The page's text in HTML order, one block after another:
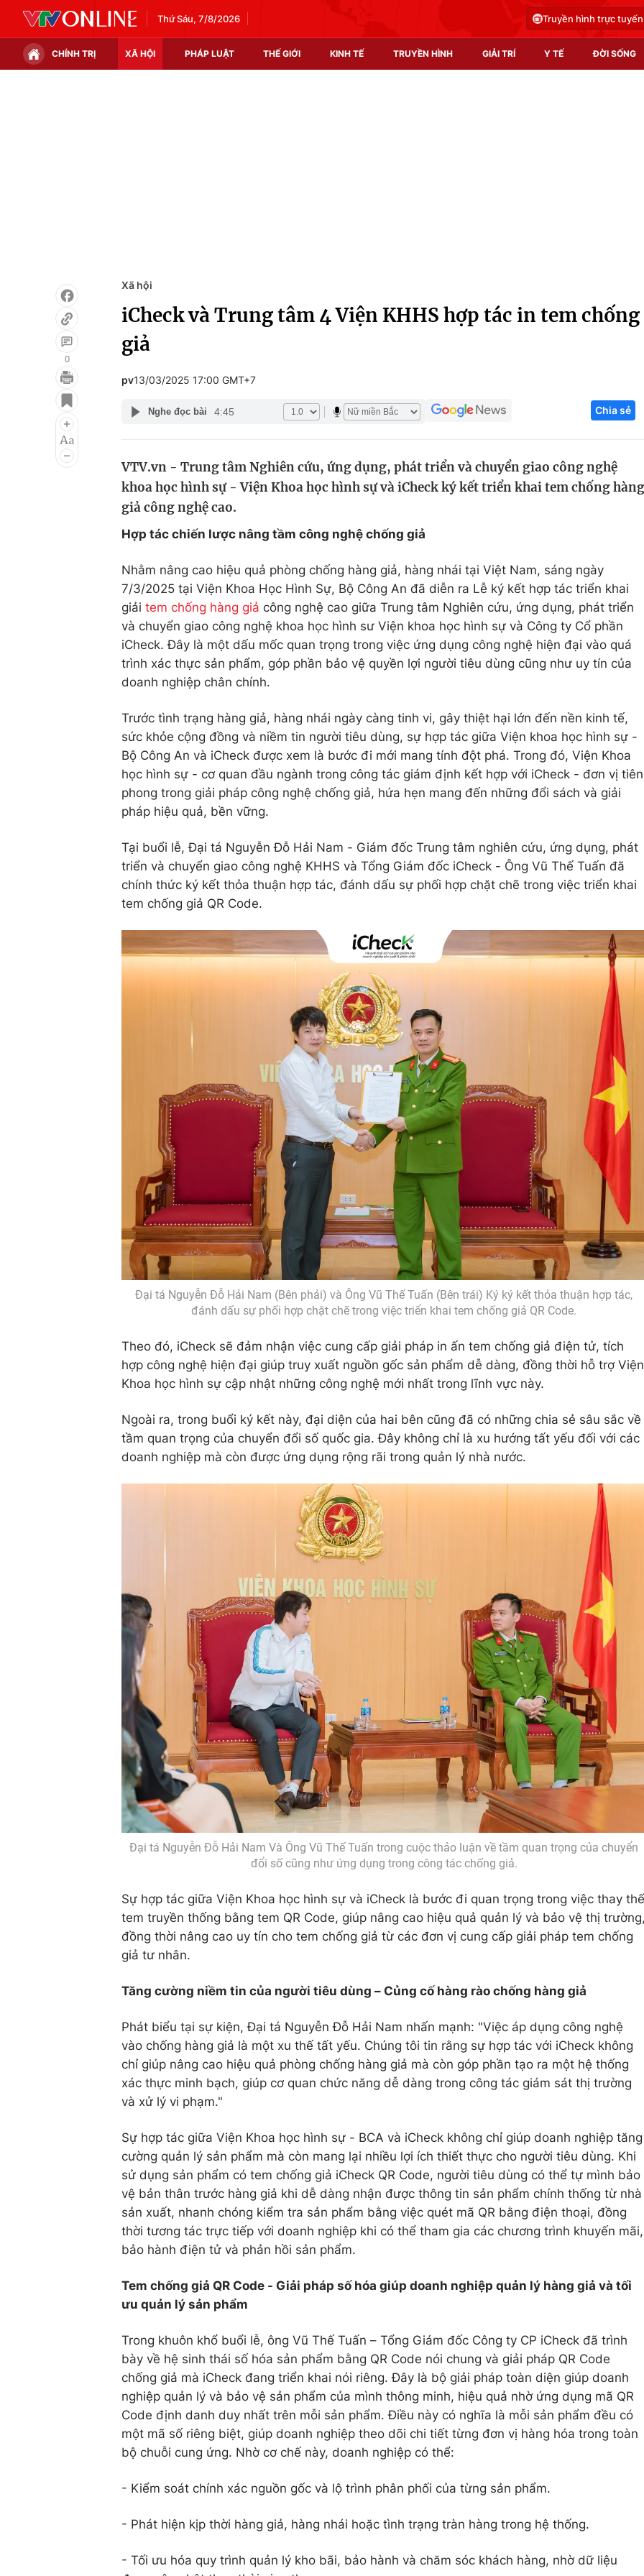
Thứ Sáu, 7/8/2026 Truyền hình trực tuyến
CHÍNH TRỊ XÃ HỘI PHÁP LUẬT THẾ GIỚI KINH TẾ TRUYỀN HÌNH GIẢI TRÍ Y TẾ ĐỜI SỐNG
Infographic
Điện ảnh
Âm nhạc
Du lịch
Chất lượng cuộc sống
Tuyển sinh
Hitech Công
Thị trường
0
Xã hội
iCheck và Trung tâm 4 Viện KHHS hợp tác in tem chống
giả
pv13/03/2025 17:00 GMT+7
Nghe đọc bài 4:45 Chia sẻ
VTV.vn - Trung tâm Nghiên cứu, ứng dụng, phát triển và chuyển giao công nghệ
khoa học hình sự - Viện Khoa học hình sự và iCheck ký kết triển khai tem chống hàng
giả công nghệ cao.
Hợp tác chiến lược nâng tầm công nghệ chống giả
Nhằm nâng cao hiệu quả phòng chống hàng giả, hàng nhái tại Việt Nam, sáng ngày
7/3/2025 tại Viện Khoa Học Hình Sự, Bộ Công An đã diễn ra Lễ ký kết hợp tác triển khai
giải tem chống hàng giả công nghệ cao giữa Trung tâm Nghiên cứu, ứng dụng, phát triển
và chuyển giao công nghệ khoa học hình sư Viện khoa học hình sự và Công ty Cổ phần
iCheck. Đây là một dấu mốc quan trọng trong việc ứng dụng công nghệ hiện đại vào quá
trình xác thực sản phẩm, góp phần bảo vệ quyền lợi người tiêu dùng cũng như uy tín của
doanh nghiệp chân chính.
Trước tình trạng hàng giả, hàng nhái ngày càng tinh vi, gây thiệt hại lớn đến nền kinh tế,
sức khỏe cộng đồng và niềm tin người tiêu dùng, sự hợp tác giữa Viện khoa học hình sự -
Bộ Công An và iCheck được xem là bước đi mới mang tính đột phá. Trong đó, Viện Khoa
học hình sự - cơ quan đầu ngành trong công tác giám định kết hợp với iCheck - đơn vị tiên
phong trong giải pháp công nghệ chống giả, hứa hẹn mang đến những đổi sách và giải
pháp hiệu quả, bền vững.
Tại buổi lễ, Đại tá Nguyễn Đỗ Hải Nam - Giám đốc Trung tâm nghiên cứu, ứng dụng, phát
triển và chuyển giao công nghệ KHHS và Tổng Giám đốc iCheck - Ông Vũ Thế Tuấn đã
chính thức ký kết thỏa thuận hợp tác, đánh dấu sự phối hợp chặt chẽ trong việc triển khai
tem chống giả QR Code.
Đại tá Nguyễn Đỗ Hải Nam (Bên phải) và Ông Vũ Thế Tuấn (Bên trái) Ký ký kết thỏa thuận hợp tác,
đánh dấu sự phối hợp chặt chẽ trong việc triển khai tem chống giả QR Code.
Theo đó, iCheck sẽ đảm nhận việc cung cấp giải pháp in ấn tem chống giả điện tử, tích
hợp công nghệ hiện đại giúp truy xuất nguồn gốc sản phẩm dễ dàng, đồng thời hỗ trợ Viện
Khoa học hình sự cập nhật những công nghệ mới nhất trong lĩnh vực này.
Ngoài ra, trong buổi ký kết này, đại diện của hai bên cũng đã có những chia sẻ sâu sắc về
tầm quan trọng của chuyển đổi số quốc gia. Đây không chỉ là xu hướng tất yếu đối với các
doanh nghiệp mà còn được ứng dụng rộng rãi trong quản lý nhà nước.
Đại tá Nguyễn Đỗ Hải Nam Và Ông Vũ Thế Tuấn trong cuộc thảo luận về tầm quan trọng của chuyển
đổi số cũng như ứng dụng trong công tác chống giả.
Sự hợp tác giữa Viện Khoa học hình sự và iCheck là bước đi quan trọng trong việc thay thế
tem truyền thống bằng tem QR Code, giúp nâng cao hiệu quả quản lý và bảo vệ thị
đồng thời nâng cao uy tín cho tem chống giả từ các đơn vị cung cấp giải pháp tem chống
giả tư nhân.
Tăng cường niềm tin của người tiêu dùng – Củng cố hàng rào chống hàng giả
Phát biểu tại sự kiện, Đại tá Nguyễn Đỗ Hải Nam nhấn mạnh: "Việc áp dụng công nghệ
vào chống hàng giả là một xu thế tất yếu. Chúng tôi tin rằng sự hợp tác với iCheck không
chỉ giúp nâng cao hiệu quả phòng chống hàng giả mà còn góp phần tạo ra một hệ thống
xác thực minh bạch, giúp cơ quan chức năng dễ dàng trong công tác giám sát thị trường
và xử lý vi phạm."
Sự hợp tác giữa Viện Khoa học hình sự - BCA và iCheck không chỉ giúp doanh nghiệp tăng
cường quản lý sản phẩm mà còn mang lại nhiều lợi ích thiết thực cho người tiêu dùng. Khi
sử dụng sản phẩm có tem chống giả iCheck QR Code, người tiêu dùng có thể tự mình bảo
vệ bản thân trước hàng giả khi dễ dàng nhận được thông tin sản phẩm chính thống từ nhà
sản xuất, nhanh chóng kiểm tra sản phẩm bằng việc quét mã QR bằng điện thoại, đồng
thời tương tác trực tiếp với doanh nghiệp khi có thể tham gia các chương trình khuyến mãi,
bảo hành điện tử và phản hồi sản phẩm.
Tem chống giả QR Code - Giải pháp số hóa giúp doanh nghiệp quản lý hàng giả và tối
ưu quản lý sản phẩm
Trong khuôn khổ buổi lễ, ông Vũ Thế Tuấn – Tổng Giám đốc Công ty CP iCheck đã trình
bày về hệ sinh thái số hóa sản phẩm bằng QR Code nói chung và giải pháp QR Code
chống giả mà iCheck đang triển khai nói riêng. Đây là bộ giải pháp toàn diện giúp doanh
nghiệp quản lý và bảo vệ sản phẩm của mình thông minh, hiệu quả nhờ ứng dụng mã QR
Code định danh duy nhất trên mỗi sản phẩm. Điều này có nghĩa là mỗi sản phẩm đều có
một mã số riêng biệt, giúp doanh nghiệp theo dõi chi tiết từng đơn vị hàng hóa trong toàn
bộ chuỗi cung ứng. Nhờ cơ chế này, doanh nghiệp có thể:
- Kiểm soát chính xác nguồn gốc và lộ trình phân phối của từng sản phẩm.
- Phát hiện kịp thời hàng giả, hàng nhái hoặc tình trạng tràn hàng trong hệ thống.
- Tối ưu hóa quy trình quản lý kho bãi, bảo hành và chăm sóc khách hàng, nhờ dữ liệu